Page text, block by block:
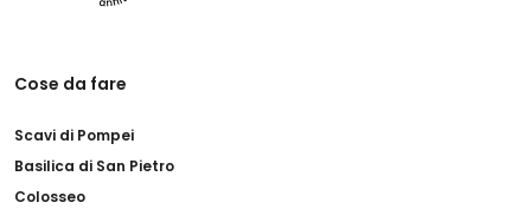
Cose da fare
Scavi di Pompei
Basilica di San Pietro
Colosseo